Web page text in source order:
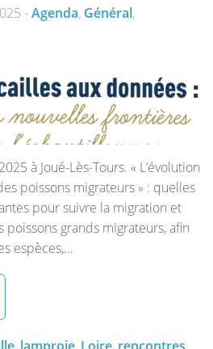
-Agenda, Général,
à Joué-Lès-Tours. « L’évolution
poissons migrateurs » : quelles
pour suivre la migration et
poissons grands migrateurs, afin
espèces,…